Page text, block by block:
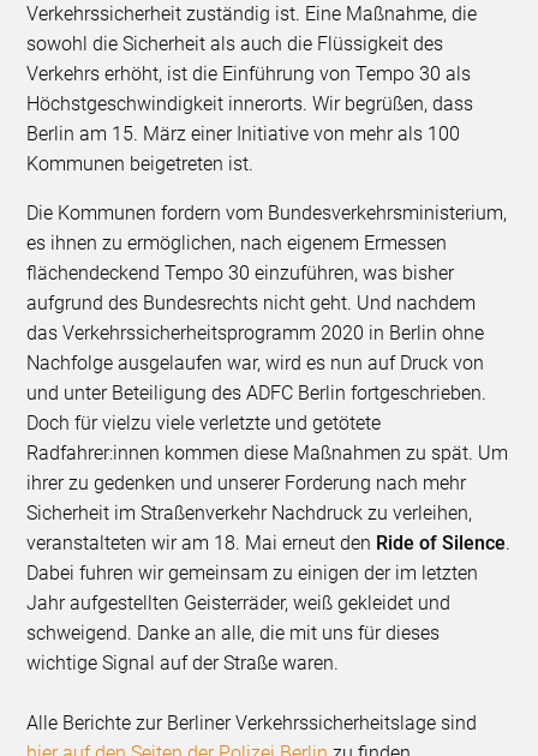
Verkehrssicherheit zuständig ist. Eine Maßnahme, die
sowohl die Sicherheit als auch die Flüssigkeit des
Verkehrs erhöht, ist die Einführung von Tempo 30 als
Höchstgeschwindigkeit innerorts. Wir begrüßen, dass
Berlin am 15. März einer Initiative von mehr als 100
Kommunen beigetreten ist.
Die Kommunen fordern vom Bundesverkehrsministerium,
es ihnen zu ermöglichen, nach eigenem Ermessen
flächendeckend Tempo 30 einzuführen, was bisher
aufgrund des Bundesrechts nicht geht. Und nachdem
das Verkehrssicherheitsprogramm 2020 in Berlin ohne
Nachfolge ausgelaufen war, wird es nun auf Druck von
und unter Beteiligung des ADFC Berlin fortgeschrieben.
Doch für vielzu viele verletzte und getötete
Radfahrer:innen kommen diese Maßnahmen zu spät. Um
ihrer zu gedenken und unserer Forderung nach mehr
Sicherheit im Straßenverkehr Nachdruck zu verleihen,
veranstalteten wir am 18. Mai erneut den Ride of Silence.
Dabei fuhren wir gemeinsam zu einigen der im letzten
Jahr aufgestellten Geisterräder, weiß gekleidet und
schweigend. Danke an alle, die mit uns für dieses
wichtige Signal auf der Straße waren.
Alle Berichte zur Berliner Verkehrssicherheitslage sind